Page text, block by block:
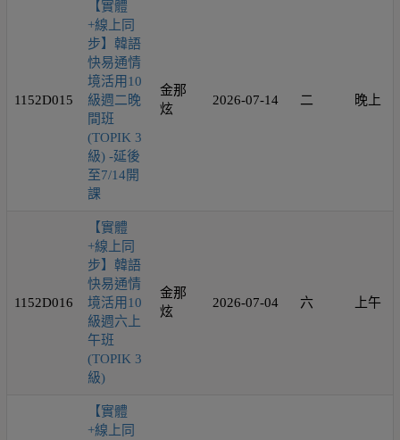
1152D015
【實體
+線上同
步】韓語
快易通情
境活用10
級週二晚
間班
(TOPIK 3
級) -延後
至7/14開
課
金那
炫
2026-07-14 二 晚上
1152D016
【實體
+線上同
步】韓語
快易通情
境活用10
級週六上
午班
(TOPIK 3
級)
金那
炫
2026-07-04 六 上午
【實體
+線上同